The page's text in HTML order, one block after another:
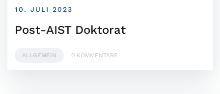
10. JULI 2023
Post-AIST Doktorat
ALLGEMEIN 0 KOMMENTARE